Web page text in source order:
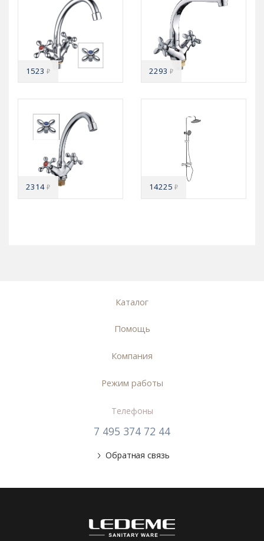
1523₽ 2293₽
2314₽ 14225₽
Каталог
Помощь
Компания
Режим работы
Телефоны
7 495 374 72 44
Обратная связь